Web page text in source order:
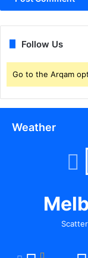
Follow Us
Go to the Arqam
Weather